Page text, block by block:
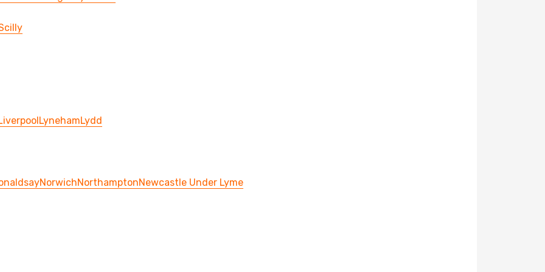
LynehamLydd
NorwichNorthamptonNewcastle Under Lyme